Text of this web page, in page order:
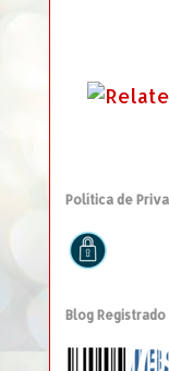
Política de
Blog Registrado